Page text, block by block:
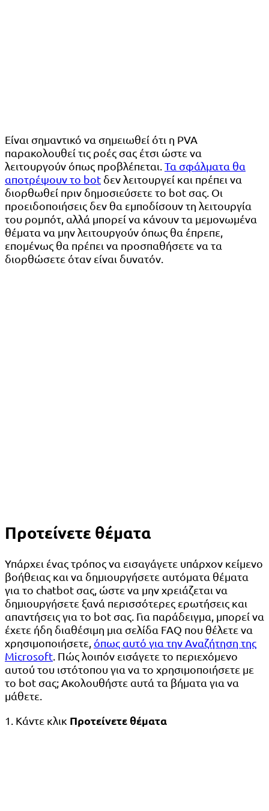
Είναι σημαντικό να σημειωθεί ότι η PVA
παρακολουθεί τις ροές σας έτσι ώστε να
λειτουργούν όπως προβλέπεται. Τα σφάλματα θα
αποτρέψουν το bot δεν λειτουργεί και πρέπει να
διορθωθεί πριν δημοσιεύσετε το bot σας. Οι
προειδοποιήσεις δεν θα εμποδίσουν τη λειτουργία
του ρομπότ, αλλά μπορεί να κάνουν τα μεμονωμένα
θέματα να μην λειτουργούν όπως θα έπρεπε,
επομένως θα πρέπει να προσπαθήσετε να τα
διορθώσετε όταν είναι δυνατόν.
Προτείνετε θέματα
Υπάρχει ένας τρόπος να εισαγάγετε υπάρχον κείμενο
βοήθειας και να δημιουργήσετε αυτόματα θέματα
για το chatbot σας, ώστε να μην χρειάζεται να
δημιουργήσετε ξανά περισσότερες ερωτήσεις και
απαντήσεις για το bot σας. Για παράδειγμα, μπορεί να
έχετε ήδη διαθέσιμη μια σελίδα FAQ που θέλετε να
χρησιμοποιήσετε, όπως αυτό για την Αναζήτηση της
Microsoft . Πώς λοιπόν εισάγετε το περιεχόμενο
αυτού του ιστότοπου για να το χρησιμοποιήσετε με
το bot σας; Ακολουθήστε αυτά τα βήματα για να
μάθετε.
1. Κάντε κλικ Προτείνετε θέματα